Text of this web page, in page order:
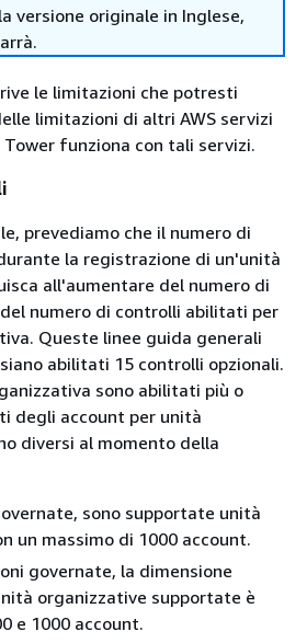
versione originale in Inglese,
le limitazioni che potresti
limitazioni di altri AWS servizi
Tower funziona con tali servizi.
prevediamo che il numero di
la registrazione di un'unità
all'aumentare del numero di
numero di controlli abilitati per
Queste linee guida generali
abilitati 15 controlli opzionali.
sono abilitati più o
degli account per unità
diversi al momento della
sono supportate unità
un massimo di 1000 account.
governate, la dimensione
organizzative supportate è
e 1000 account.